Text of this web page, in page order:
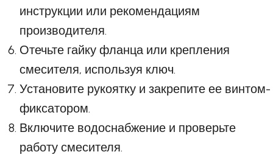
инструкции или рекомендациям
производителя.
Отечьте гайку фланца или крепления
смесителя, используя ключ.
Установите рукоятку и закрепите ее винтом-
фиксатором.
Включите водоснабжение и проверьте
работу смесителя.